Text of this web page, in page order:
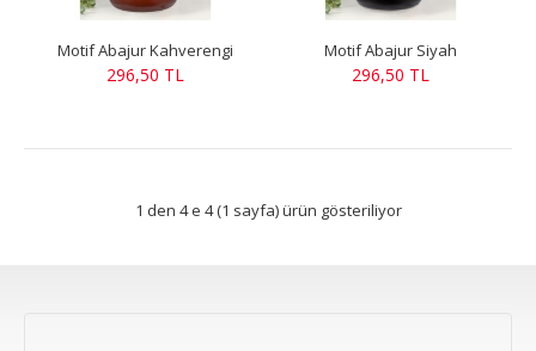
Motif Abajur Kahverengi
296,50 TL
Motif Abajur Siyah
296,50 TL
1 den 4 e 4 (1 sayfa) ürün gösteriliyor